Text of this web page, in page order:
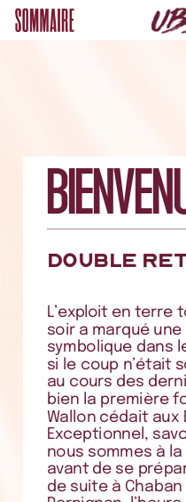
Double
L’exploit en terre
soir a marqué une
symbolique dans
si
le coup n’était
au cours des
bien la première
Wallon cédait aux
Exceptionnel,
nous sommes à la
avant de se
de suite à Chaban